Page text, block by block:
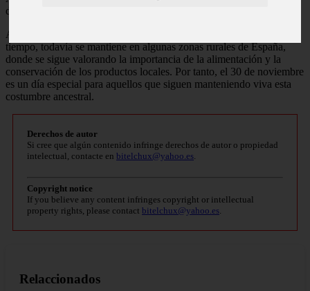
disfrutar de una buena comida y bebida.
Aunque esta tradición ha ido perdiendo fuerza con el paso del
tiempo, todavía se mantiene en algunas zonas rurales de España,
donde se sigue valorando la importancia de la alimentación y la
conservación de los productos locales. Por tanto, el 30 de noviembre
es un día especial para aquellos que siguen manteniendo viva esta
costumbre ancestral.
Derechos de autor
Si cree que algún contenido infringe derechos de autor o propiedad
intelectual, contacte en bitelchux@yahoo.es
Copyright notice
If you believe any content infringes copyright or intellectual
property rights, please contact bitelchux@yahoo.es
Relaccionados